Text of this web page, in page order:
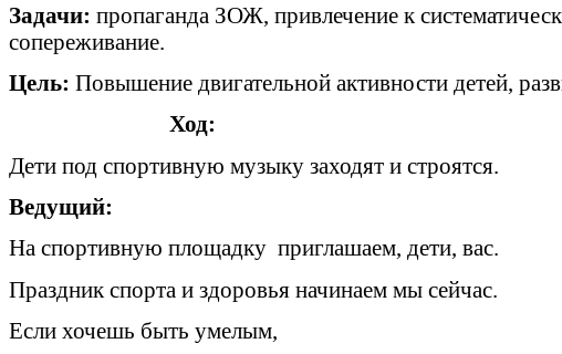
Задачи: пропаганда ЗОЖ, привлечение к
сопереживание.
Цель: Повышение двигательной активности детей,
Ход:
Дети под спортивную музыку заходят и строятся.
Ведущий:
На спортивную площадку приглашаем, дети, вас.
Праздник спорта и здоровья начинаем мы сейчас.
Если хочешь быть умелым,